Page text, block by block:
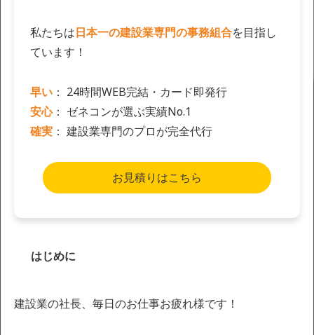
私たちは日本一の建設業専門の事務組合を目指し
ています！
早い： 24時間WEB完結・カード即発行
安心： ゼネコンが選ぶ実績No.1
確実： 建設業専門のプロが完全代行
お見積りはこちら
はじめに
建設業の社長、毎日のお仕事お疲れ様です！